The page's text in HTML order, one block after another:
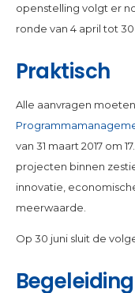
openstelling volgt er
ronde van 4 april tot 30
Praktisch
Alle aanvragen
van 31 maart 2017 om
projecten binnen
innovatie,
meerwaarde.
Op 30 juni sluit de